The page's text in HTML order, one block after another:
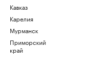
Кавказ
Карелия
Мурманск
Приморский
край